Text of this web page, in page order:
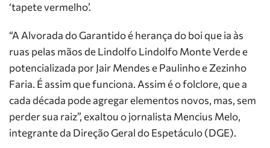
‘tapete vermelho’.
“A Alvorada do Garantido é herança do boi que ia às
ruas pelas mãos de Lindolfo Lindolfo Monte Verde e
potencializada por Jair Mendes e Paulinho e Zezinho
Faria. É assim que funciona. Assim é o folclore, que a
cada década pode agregar elementos novos, mas, sem
perder sua raiz”, exaltou o jornalista Mencius Melo,
integrante da Direção Geral do Espetáculo (DGE).